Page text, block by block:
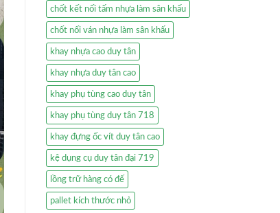
chốt kết nối tấm nhựa làm sân khấu
chốt nối ván nhựa làm sân khấu
khay nhựa cao duy tân
khay nhựa duy tân cao
khay phụ tùng cao duy tân
khay phụ tùng duy tân 718
khay đựng ốc vít duy tân cao
kệ dụng cụ duy tân đại 719
lồng trữ hàng có đế
pallet kích thước nhỏ